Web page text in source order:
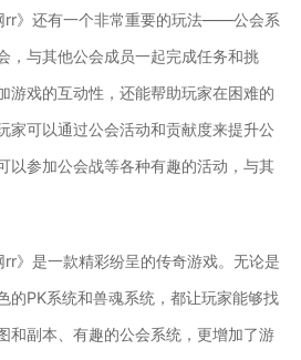
rr》还有一个非常重要的玩法——公会系
，与其他公会成员一起完成任务和挑
游戏的互动性，还能帮助玩家在困难的
家可以通过公会活动和贡献度来提升公
以参加公会战等各种有趣的活动，与其
rr》是一款精彩纷呈的传奇游戏。无论是
的PK系统和兽魂系统，都让玩家能够找
和副本、有趣的公会系统，更增加了游